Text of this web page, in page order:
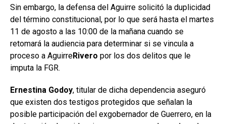
Sin embargo, la defensa del Aguirre solicitó la duplicidad
del término constitucional, por lo que será hasta el martes
11 de agosto a las 10:00 de la mañana cuando se
retomará la audiencia para determinar si se vincula a
proceso a AguirreRivero por los dos delitos que le
imputa la FGR.
Ernestina Godoy, titular de dicha dependencia aseguró
que existen dos testigos protegidos que señalan la
posible participación del exgobernador de Guerrero, en la